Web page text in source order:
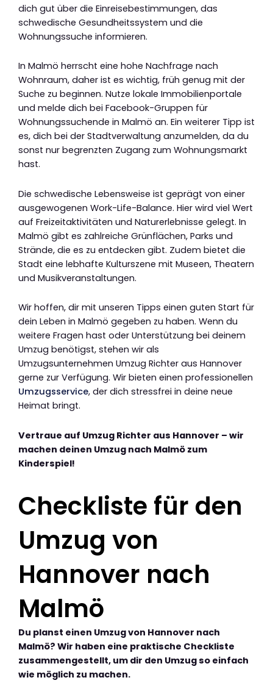
dich gut über die Einreisebestimmungen, das
schwedische Gesundheitssystem und die
Wohnungssuche informieren.
In Malmö herrscht eine hohe Nachfrage nach
Wohnraum, daher ist es wichtig, früh genug mit der
Suche zu beginnen. Nutze lokale Immobilienportale
und melde dich bei Facebook-Gruppen für
Wohnungssuchende in Malmö an. Ein weiterer Tipp ist
es, dich bei der Stadtverwaltung anzumelden, da du
sonst nur begrenzten Zugang zum Wohnungsmarkt
hast.
Die schwedische Lebensweise ist geprägt von einer
ausgewogenen Work-Life-Balance. Hier wird viel Wert
auf Freizeitaktivitäten und Naturerlebnisse gelegt. In
Malmö gibt es zahlreiche Grünflächen, Parks und
Strände, die es zu entdecken gibt. Zudem bietet die
Stadt eine lebhafte Kulturszene mit Museen, Theatern
und Musikveranstaltungen.
Wir hoffen, dir mit unseren Tipps einen guten Start für
dein Leben in Malmö gegeben zu haben. Wenn du
weitere Fragen hast oder Unterstützung bei deinem
Umzug benötigst, stehen wir als
Umzugsunternehmen Umzug Richter aus Hannover
gerne zur Verfügung. Wir bieten einen professionellen
Umzugsservice, der dich stressfrei in deine neue
Heimat bringt.
Vertraue auf Umzug Richter aus Hannover – wir
machen deinen Umzug nach Malmö zum
Kinderspiel!
Checkliste für den
Umzug von
Hannover nach
Malmö
Du planst einen Umzug von Hannover nach
Malmö? Wir haben eine praktische Checkliste
zusammengestellt, um dir den Umzug so einfach
wie möglich zu machen.